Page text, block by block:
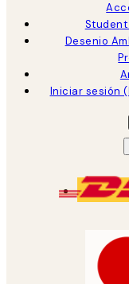
Desenio
Iniciar sesión